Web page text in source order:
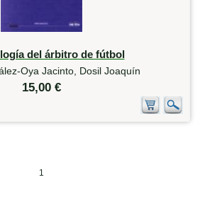
del árbitro de fútbol
Oya Jacinto, Dosil Joaquín
15,00 €
1